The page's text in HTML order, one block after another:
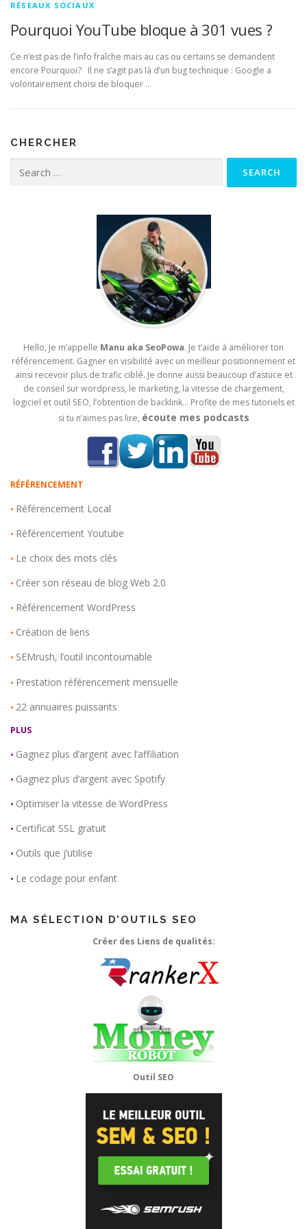
RÉSEAUX SOCIAUX
Pourquoi YouTube bloque à 301 vues ?
Ce n’est pas de l’info fraîche mais au cas ou certains se demandent
encore Pourquoi? Il ne s’agit pas là d’un bug technique : Google a
volontairement choisi de bloquer …
CHERCHER
Hello, je m’appelle Manu aka SeoPowa. Je t’aide à améliorer ton
référencement. Gagner en visibilité avec un meilleur positionnement et
ainsi recevoir plus de trafic ciblé. Je donne aussi beaucoup d’astuce et
de conseil sur wordpress, le marketing, la vitesse de chargement,
logiciel et outil SEO, l’obtention de backlink… Profite de mes tutoriels et
si tu n’aimes pas lire, écoute mes podcasts
RÉFÉRENCEMENT
• Référencement Local
• Référencement Youtube
• Le choix des mots clés
• Créer son réseau de blog Web 2.0
• Référencement WordPress
• Création de liens
• SEMrush, l’outil incontournable
• Prestation référencement mensuelle
• 22 annuaires puissants
PLUS
• Gagnez plus d’argent avec l’affiliation
• Gagnez plus d’argent avec Spotify
• Optimiser la vitesse de WordPress
• Certificat SSL gratuit
• Outils que j’utilise
• Le codage pour enfant
MA SÉLECTION D’OUTILS SEO
Créer des Liens de qualités:
Outil SEO